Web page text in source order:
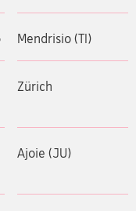
Mendrisio (TI)
Zürich
Ajoie (JU)